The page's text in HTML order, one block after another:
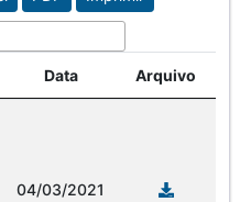
Data Arquivo
04/03/2021